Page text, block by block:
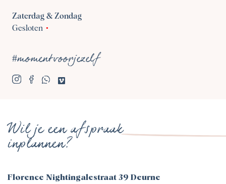
Wil je een afspraak
inplannen?
Florence Nightingalestraat 39 Deurne
Zaterdag & Zondag
Gesloten
#momentvoorjezelf